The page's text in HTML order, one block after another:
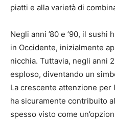
piatti e alla varietà di
Negli anni ’80 e ’90, il
in Occidente, inizialmente
nicchia. Tuttavia, negli anni
esploso, diventando un
La crescente attenzione
ha sicuramente contribuito
spesso visto come